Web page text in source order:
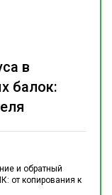
и обратный
от копирования к
в
балок: